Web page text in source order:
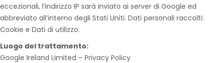
eccezionali, l’indirizzo IP sarà inviato ai server di Google ed
abbreviato all’interno degli Stati Uniti. Dati personali raccolti:
Cookie e Dati di utilizzo.
Luogo del trattamento:
Google Ireland Limited – Privacy Policy